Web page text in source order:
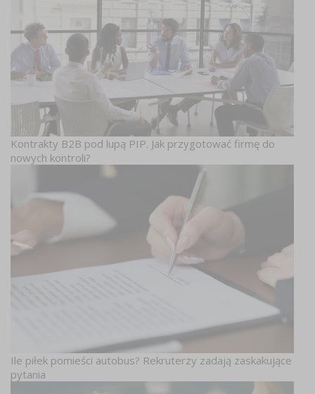
Kontrakty B2B pod lupą PIP. Jak przygotować firmę do
nowych kontroli?
Ile piłek pomieści autobus? Rekruterzy zadają zaskakujące
pytania